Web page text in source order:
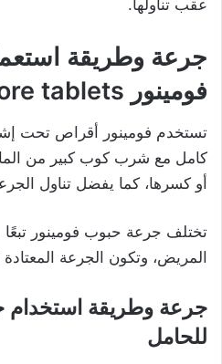
عقب تناولها.
جرعة وطريقة
فومينور Vominore tablets
تستخدم فومينور أقراص تحت
كامل مع شرب كوب كبير من
أو كسرها، كما يفضل تناول
تختلف جرعة حبوب فومينور تبعًا
المريض، وتكون الجرعة المعتادة
جرعة وطريقة استخدام
للحامل